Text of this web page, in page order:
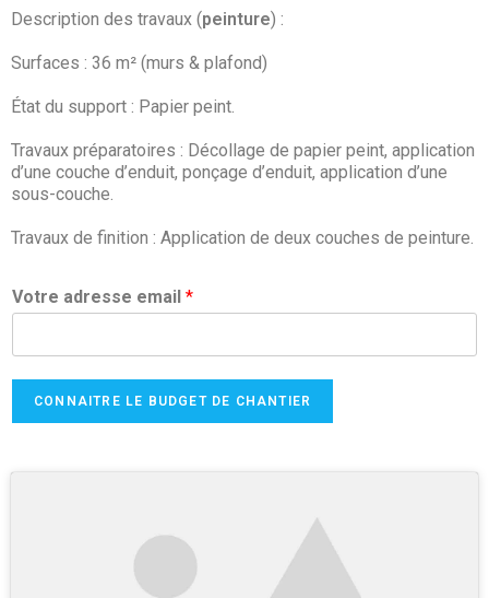
Description des travaux (peinture) :
Surfaces : 36 m² (murs & plafond)
État du support : Papier peint.
Travaux préparatoires : Décollage de papier peint, application
d’une couche d’enduit, ponçage d’enduit, application d’une
sous-couche.
Travaux de finition : Application de deux couches de peinture.
Votre adresse email *
CONNAITRE LE BUDGET DE CHANTIER